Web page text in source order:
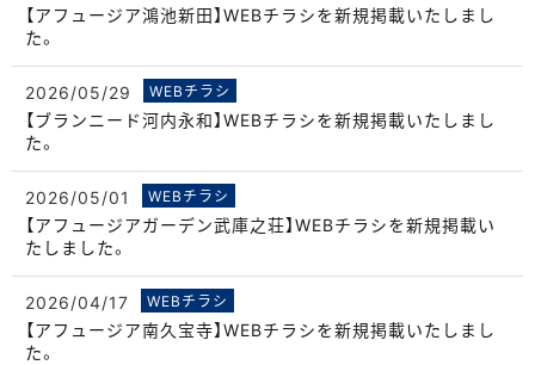
【アフュージア鴻池新田】WEBチラシを新規掲載いたしまし
た。
2026/05/29 WEBチラシ
【ブランニード河内永和】WEBチラシを新規掲載いたしまし
た。
2026/05/01 WEBチラシ
【アフュージアガーデン武庫之荘】WEBチラシを新規掲載い
たしました。
2026/04/17 WEBチラシ
【アフュージア南久宝寺】WEBチラシを新規掲載いたしまし
た。